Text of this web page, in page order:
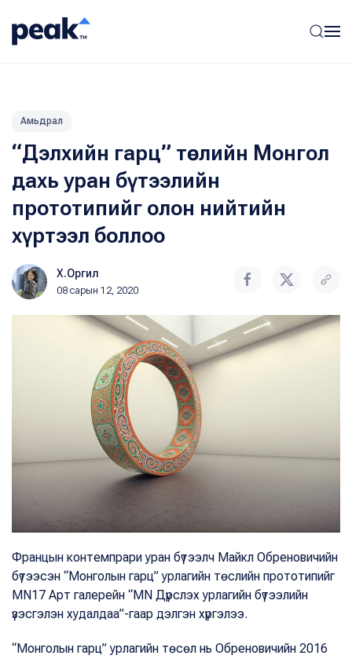
Амьдрал
“Дэлхийн гарц” төслийн Монгол
дахь уран бүтээлийн
прототипийг олон нийтийн
хүртээл боллоо
Х.Оргил
08 сарын 12, 2020
Францын контемпрари уран бүтээлч Майкл Обреновичийн
бүтээсэн “Монголын гарц” урлагийн төслийн прототипийг
MN17 Арт галерейн “MN Дүрслэх урлагийн бүтээлийн
үзэсгэлэн худалдаа”-гаар дэлгэн хүргэлээ.
“Монголын гарц” урлагийн төсөл нь Обреновичийн 2016